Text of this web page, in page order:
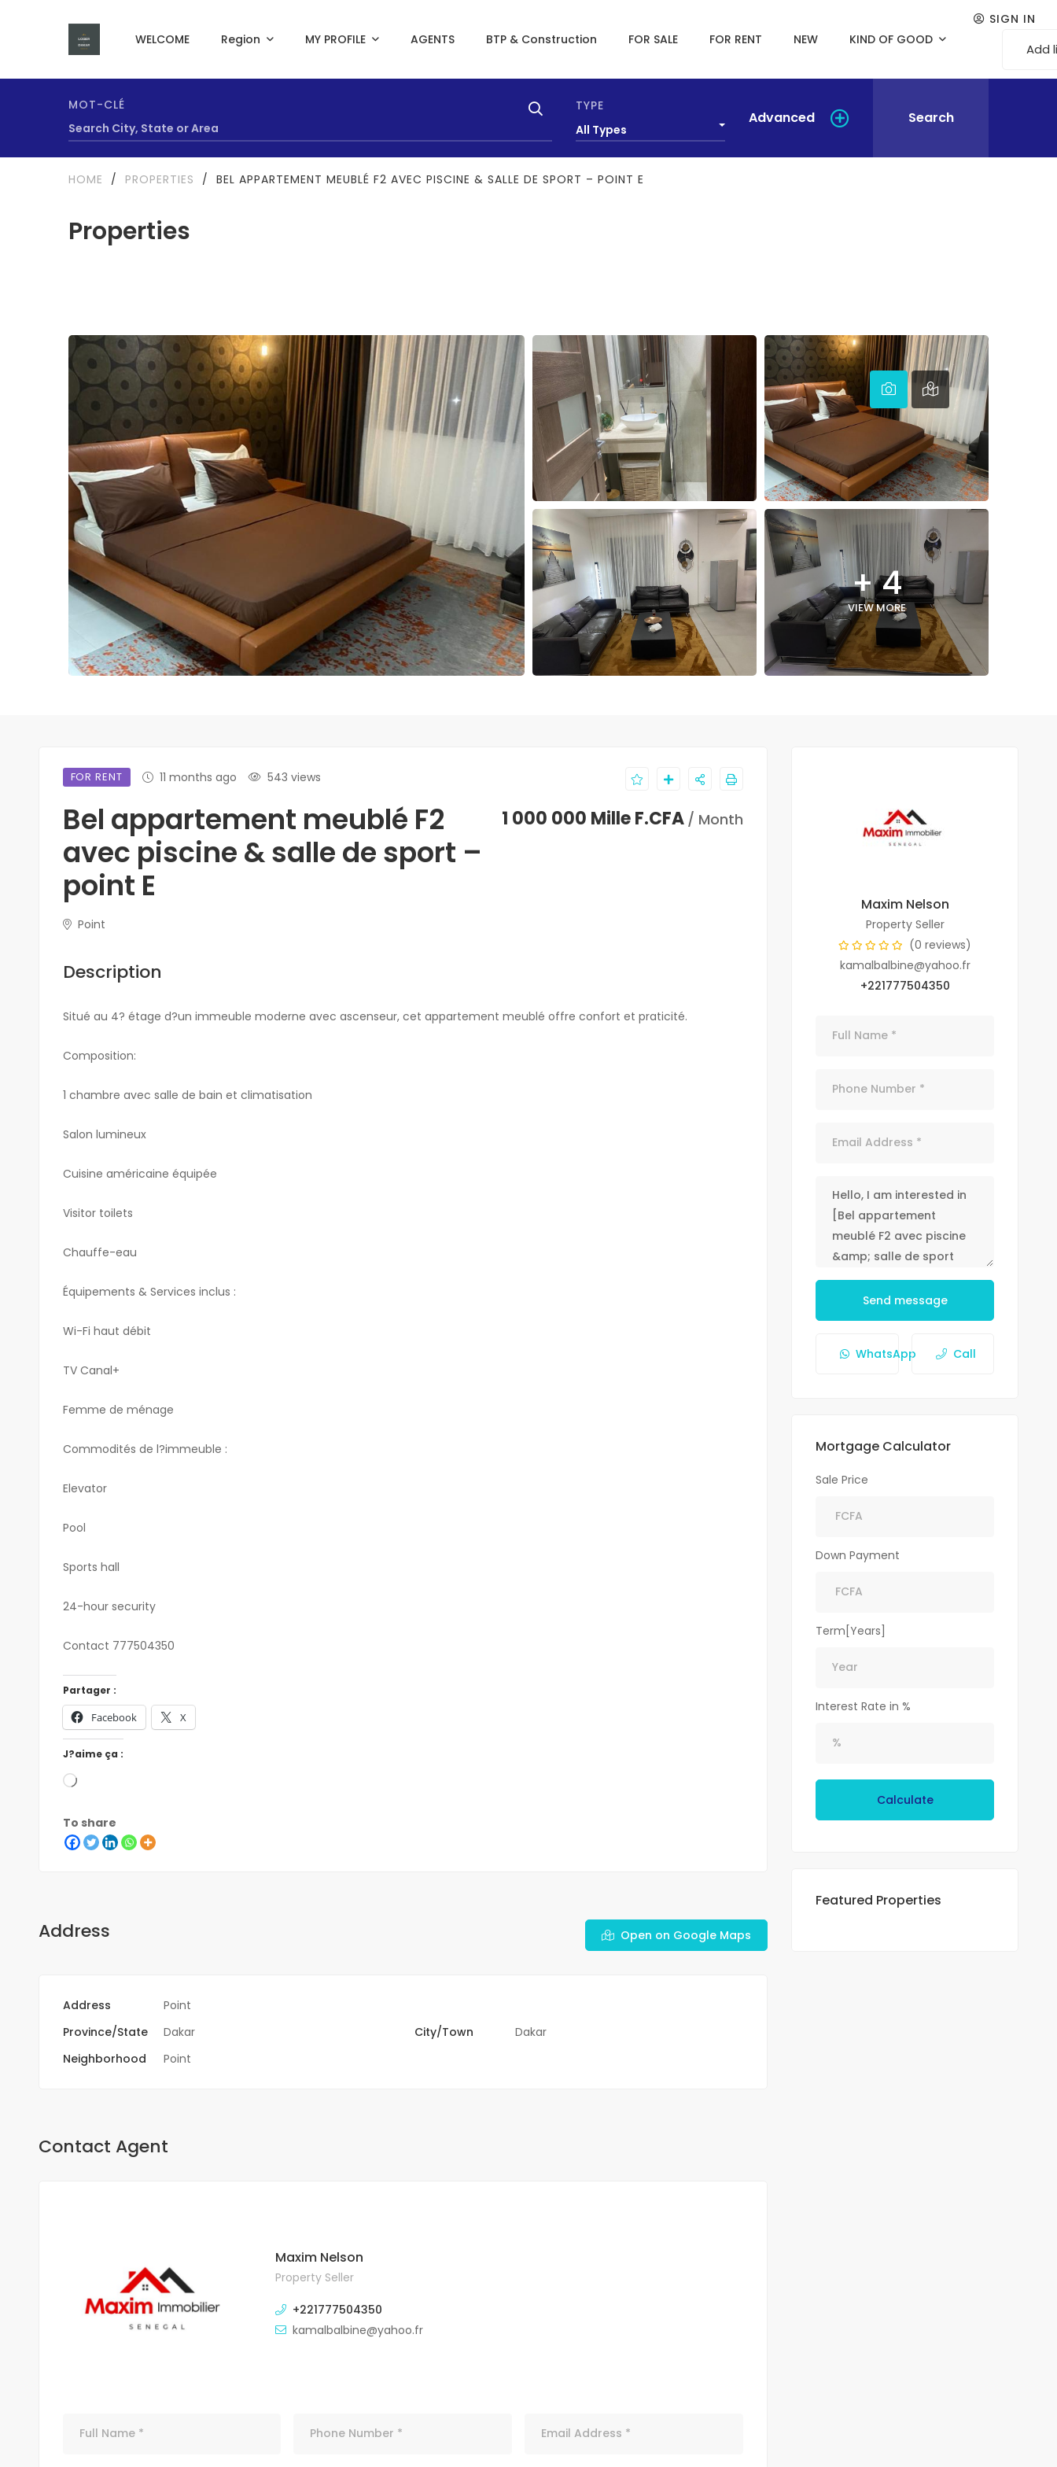
WELCOME Region MY PROFILE AGENTS BTP & Construction FOR SALE FOR RENT NEW KIND OF GOOD
SIGN IN
Add
MOT-CLÉ
TYPE
All Types
Advanced Search
Properties
HOME / PROPERTIES / BEL APPARTEMENT MEUBLÉ F2 AVEC PISCINE & SALLE DE SPORT – POINT E
+ 4
VIEW MORE
FOR RENT 11 months ago 543 views
Bel appartement meublé F2
avec piscine & salle de sport –
point E
Point
1 000 000 Mille F.CFA / Month
Description
Situé au 4? étage d?un immeuble moderne avec ascenseur, cet appartement meublé offre confort et praticité.
Composition:
1 chambre avec salle de bain et climatisation
Salon lumineux
Cuisine américaine équipée
Visitor toilets
Chauffe-eau
Équipements & Services inclus :
Wi-Fi haut débit
TV Canal+
Femme de ménage
Commodités de l?immeuble :
Elevator
Pool
Sports hall
24-hour security
Contact 777504350
Partager :
Facebook X
J?aime ça :
To share
Address Open on Google Maps
Address
Point
Province/State
Dakar City/Town
Dakar
Neighborhood
Point
Contact Agent
Maxim Nelson
Property Seller
+221777504350
kamalbalbine@yahoo.fr
Maxim Nelson
Property Seller
(0 reviews)
kamalbalbine@yahoo.fr
+221777504350
Send message
WhatsApp Call
Mortgage Calculator
Sale Price
Down Payment
Term[Years]
Interest Rate in %
Calculate
Featured Properties